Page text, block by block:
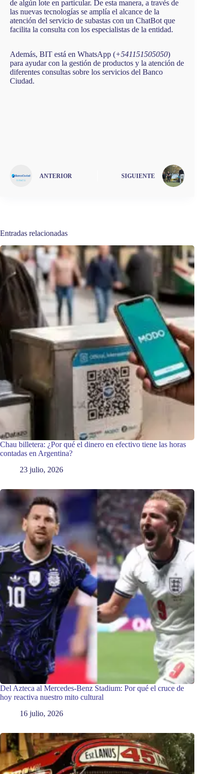
de algún lote en particular. De esta manera, a través de
las nuevas tecnologías se amplía el alcance de la
atención del servicio de subastas con un ChatBot que
facilita la consulta con los especialistas de la entidad.
Además, BIT está en WhatsApp (+541151505050)
para ayudar con la gestión de productos y la atención de
diferentes consultas sobre los servicios del Banco
Ciudad.
ANTERIOR SIGUIENTE
Entradas relacionadas
Chau billetera: ¿Por qué el dinero en efectivo tiene las horas
contadas en Argentina?
23 julio, 2026
Del Azteca al Mercedes-Benz Stadium: Por qué el cruce de
hoy reactiva nuestro mito cultural
16 julio, 2026